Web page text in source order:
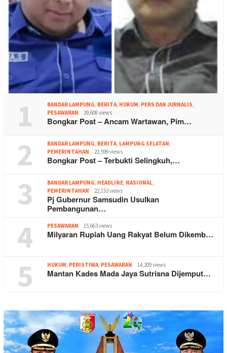
1 BANDAR LAMPUNG, BERITA, HUKUM, PERS DAN JURNALIS,
PESAWARAN
29,608 views
Bongkar Post – Ancam Wartawan, Pim…
2 BANDAR LAMPUNG, BERITA, LAMPUNG SELATAN,
PEMERINTAHAN
22,599 views
Bongkar Post – Terbukti Selingkuh,…
3 BANDAR LAMPUNG, HEADLINE, NASIONAL,
PEMERINTAHAN
22,153 views
Pj Gubernur Samsudin Usulkan
Pembangunan…
4 PESAWARAN 15,663 views
Milyaran Rupiah Uang Rakyat Belum Dikemb…
5 HUKUM, PERISTIWA, PESAWARAN 14,209 views
Mantan Kades Mada Jaya Sutrisna Dijemput…